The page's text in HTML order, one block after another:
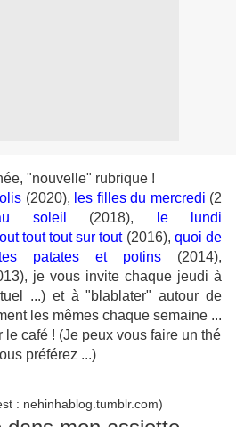
"nouvelle" rubrique !
(2020), les filles du mercredi (2
soleil (2018),
le lundi
tout tout sur tout(2016), quoi de
patates et potins (2014),
je vous invite chaque jeudi à
...) et à "blablater" autour de
les mêmes chaque semaine ...
le café ! (Je peux vous faire un thé
préférez ...)
: nehinhablog.tumblr.com)